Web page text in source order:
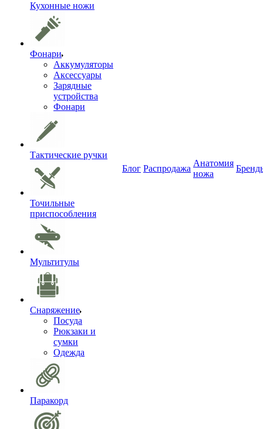
Кухонные ножи
Фонари
Аккумуляторы
Аксессуары
Зарядные
устройства
Фонари
Тактические ручки
Точильные
приспособления
Мультитулы
Снаряжение
Посуда
Рюкзаки и
сумки
Одежда
Паракорд
Блог Распродажа
Анатомия
ножа